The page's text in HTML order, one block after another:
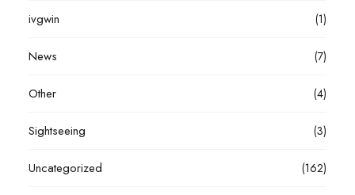
ivgwin (1)
News (7)
Other (4)
Sightseeing (3)
Uncategorized (162)